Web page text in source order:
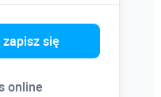
się
online